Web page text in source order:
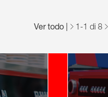
Ver todo 1 - 1 di 8